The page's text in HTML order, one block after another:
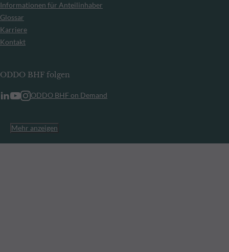
Informationen für Anteilinhaber
Glossar
Karriere
Kontakt
ODDO BHF folgen
ODDO BHF on Demand
Mehr anzeigen